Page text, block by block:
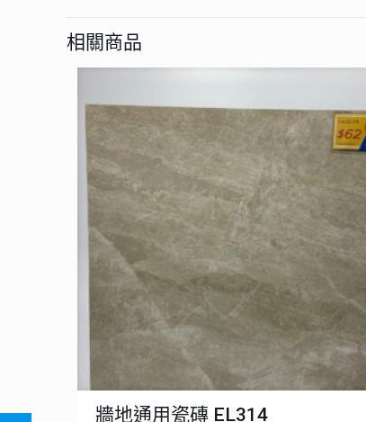
相關商品
牆地通用瓷磚 EL314